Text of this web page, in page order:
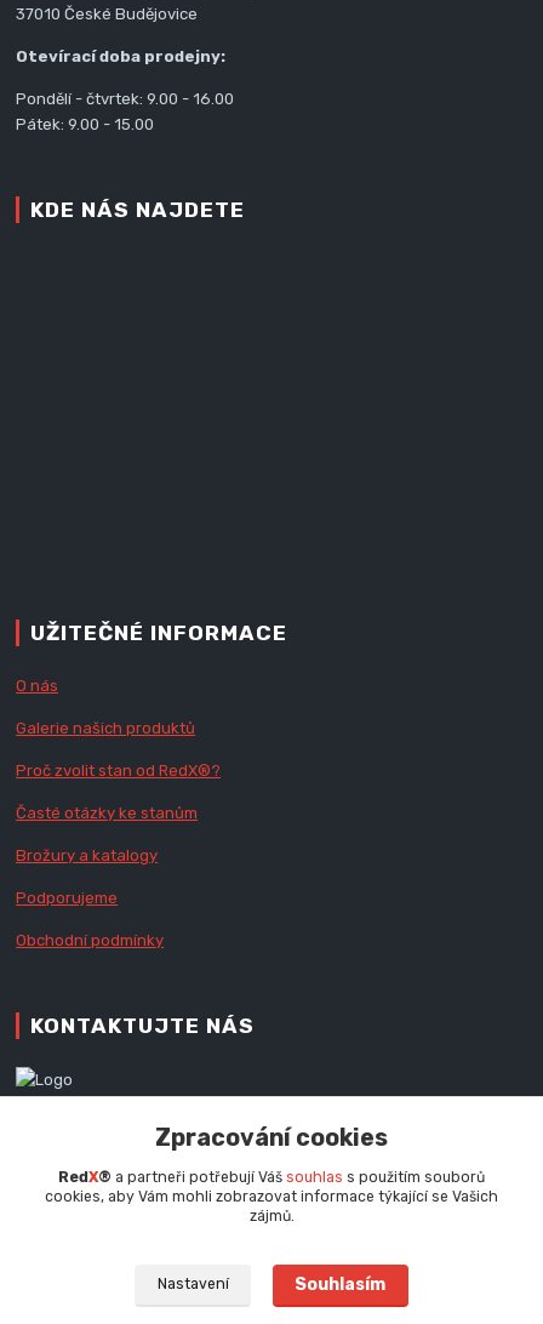
37010 České Budějovice
Otevírací doba prodejny:
Pondělí - čtvrtek: 9.00 - 16.00
Pátek: 9.00 - 15.00
KDE NÁS NAJDETE
UŽITEČNÉ INFORMACE
O nás
Galerie našich produktů
Proč zvolit stan od RedX®?
Časté otázky ke stanům
Brožury a katalogy
Podporujeme
Obchodní podmínky
KONTAKTUJTE NÁS
+420 777 979 111
info@redx.cz
Zpracování cookies
Red X® a partneři potřebují Váš souhlas s použitím souborů
cookies, aby Vám mohli zobrazovat informace týkající se Vašich
zájmů.
Nastavení Souhlasím